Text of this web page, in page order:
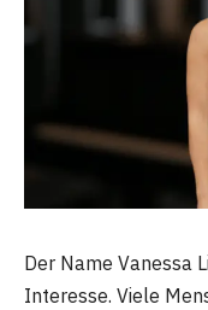
Der Name Vanessa
Interesse. Viele